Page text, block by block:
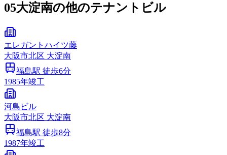
05大淀南の他のテナントビル
エレガントハイツ藤
大阪市北区 大淀南
福島駅 徒歩6分
1985年竣工
河島ビル
大阪市北区 大淀南
福島駅 徒歩8分
1987年竣工